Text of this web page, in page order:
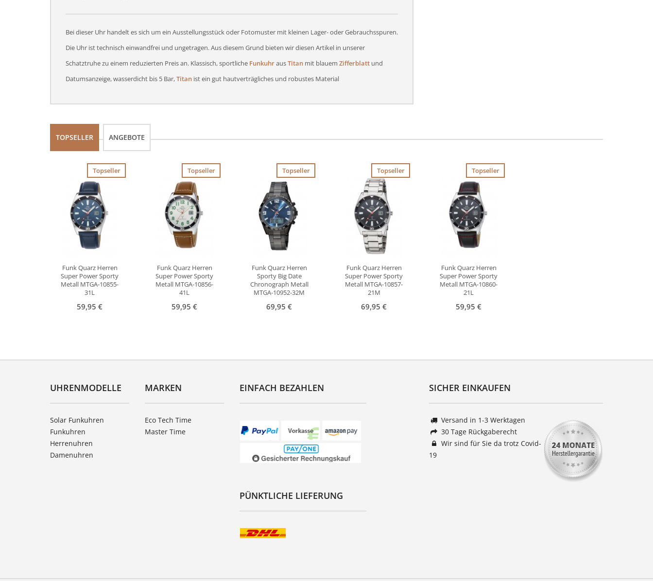
Bei dieser Uhr handelt es sich um ein Ausstellungsstück oder Fotomuster mit kleinen Lager- oder Gebrauchsspuren.
Die Uhr ist technisch einwandfrei und ungetragen. Aus diesem Grund bieten wir diesen Artikel in unserer
Schatztruhe zu einem reduzierten Preis an. Klassisch, sportliche FunkuhrausTitan mit blauem Zifferblatt und
Datumsanzeige, wasserdicht bis 5 Bar,Titan ist ein gut hautverträgliches und robustes Material
TOPSELLER ANGEBOTE
Topseller
Funk Quarz Herren
Super Power Sporty
Metall MTGA-10855-
31L
59,95 €
Topseller
Funk Quarz Herren
Super Power Sporty
Metall MTGA-10856-
41L
59,95 €
Topseller
Funk Quarz Herren
Sporty Big Date
Chronograph Metall
MTGA-10952-32M
69,95 €
Topseller
Funk Quarz Herren
Super Power Sporty
Metall MTGA-10857-
21M
69,95 €
Topseller
Funk Quarz Herren
Super Power Sporty
Metall MTGA-10860-
21L
59,95 €
UHRENMODELLE
Solar Funkuhren
Funkuhren
Herrenuhren
Damenuhren
MARKEN
Eco Tech Time
Master Time
EINFACH BEZAHLEN
PÜNKTLICHE LIEFERUNG
SICHER EINKAUFEN
Versand in 1-3 Werktagen
30 Tage Rückgaberecht
Wir sind für Sie da trotz Covid-
19